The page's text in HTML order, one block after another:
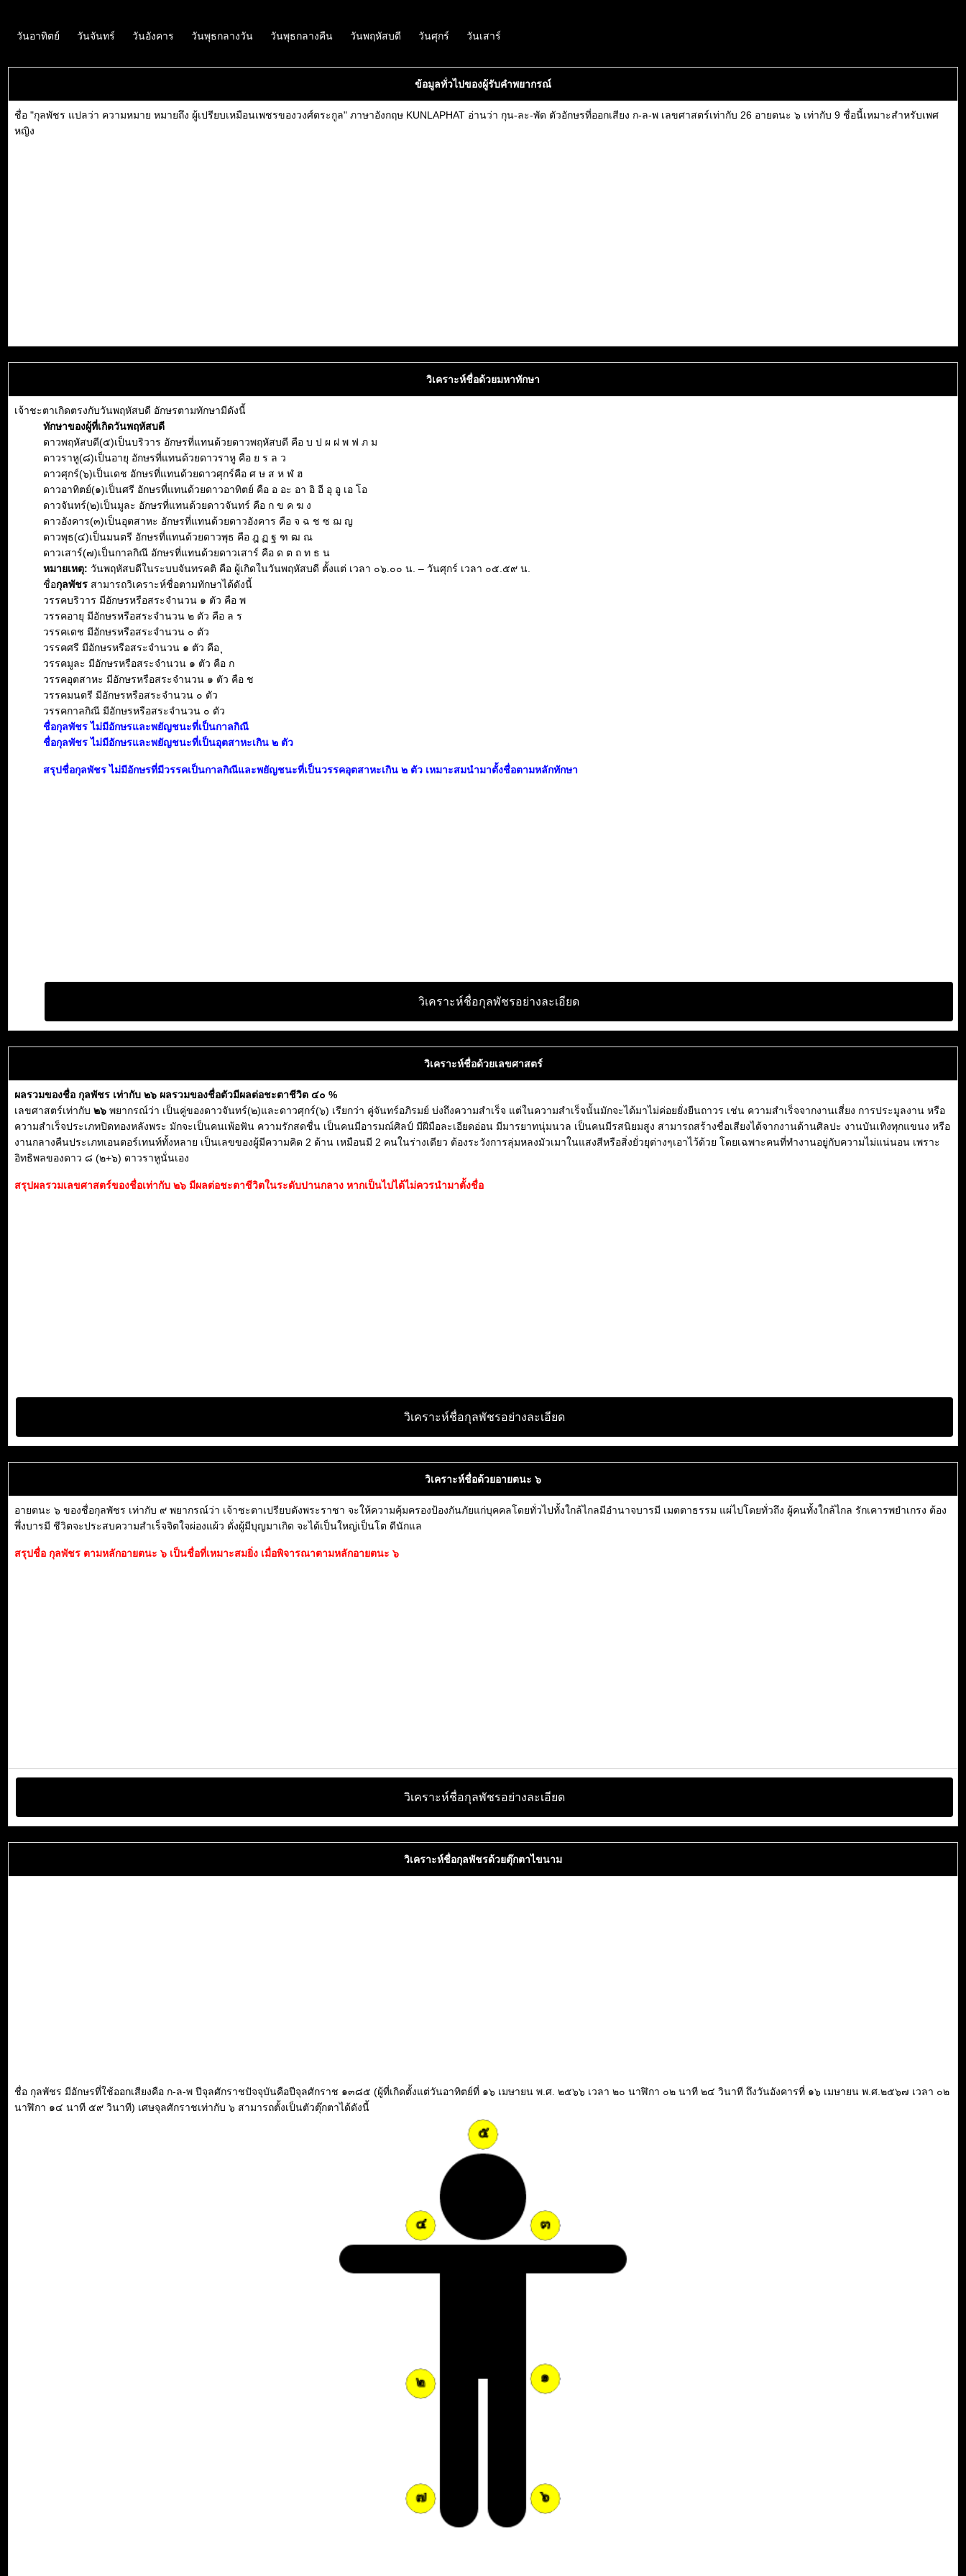
วันอาทิตย์ วันจันทร์ วันอังคาร วันพุธกลางวัน วันพุธกลางคืน วันพฤหัสบดี วันศุกร์ วันเสาร์
ข้อมูลทั่วไปของผู้รับคำพยากรณ์
ชื่อ "กุลพัชร แปลว่า ความหมาย หมายถึง ผู้เปรียบเหมือนเพชรของวงศ์ตระกูล" ภาษาอังกฤษ KUNLAPHAT อ่านว่า กุน-ละ-พัด ตัวอักษรที่ออกเสียง ก-ล-พ เลขศาสตร์เท่ากับ 26 อายตนะ ๖ เท่ากับ 9 ชื่อนี้เหมาะสำหรับเพศ
หญิง
วิเคราะห์ชื่อด้วยมหาทักษา
เจ้าชะตาเกิดตรงกับวันพฤหัสบดี อักษรตามทักษามีดังนี้
ทักษาของผู้ที่เกิดวันพฤหัสบดี
ดาวพฤหัสบดี(๕)เป็นบริวาร อักษรที่แทนด้วยดาวพฤหัสบดี คือ บ ป ผ ฝ พ ฟ ภ ม
ดาวราหู(๘)เป็นอายุ อักษรที่แทนด้วยดาวราหู คือ ย ร ล ว
ดาวศุกร์(๖)เป็นเดช อักษรที่แทนด้วยดาวศุกร์คือ ศ ษ ส ห ฬ ฮ
ดาวอาทิตย์(๑)เป็นศรี อักษรที่แทนด้วยดาวอาทิตย์ คือ อ อะ อา อิ อี อุ อู เอ โอ
ดาวจันทร์(๒)เป็นมูละ อักษรที่แทนด้วยดาวจันทร์ คือ ก ข ค ฆ ง
ดาวอังคาร(๓)เป็นอุตสาหะ อักษรที่แทนด้วยดาวอังคาร คือ จ ฉ ช ซ ฌ ญ
ดาวพุธ(๔)เป็นมนตรี อักษรที่แทนด้วยดาวพุธ คือ ฎ ฏ ฐ ฑ ฒ ณ
ดาวเสาร์(๗)เป็นกาลกิณี อักษรที่แทนด้วยดาวเสาร์ คือ ด ต ถ ท ธ น
หมายเหตุ: วันพฤหัสบดีในระบบจันทรคติ คือ ผู้เกิดในวันพฤหัสบดี ตั้งแต่ เวลา ๐๖.๐๐ น. – วันศุกร์ เวลา ๐๕.๕๙ น.
ชื่อกุลพัชร สามารถวิเคราะห์ชื่อตามทักษาได้ดังนี้
วรรคบริวาร มีอักษรหรือสระจำนวน ๑ ตัว คือ พ
วรรคอายุ มีอักษรหรือสระจำนวน ๒ ตัว คือ ล ร
วรรคเดช มีอักษรหรือสระจำนวน ๐ ตัว
วรรคศรี มีอักษรหรือสระจำนวน ๑ ตัว คือ ุ
วรรคมูละ มีอักษรหรือสระจำนวน ๑ ตัว คือ ก
วรรคอุตสาหะ มีอักษรหรือสระจำนวน ๑ ตัว คือ ช
วรรคมนตรี มีอักษรหรือสระจำนวน ๐ ตัว
วรรคกาลกิณี มีอักษรหรือสระจำนวน ๐ ตัว
ชื่อกุลพัชร ไม่มีอักษรและพยัญชนะที่เป็นกาลกิณี
ชื่อกุลพัชร ไม่มีอักษรและพยัญชนะที่เป็นอุตสาหะเกิน ๒ ตัว
สรุปชื่อกุลพัชร ไม่มีอักษรที่มีวรรคเป็นกาลกิณีและพยัญชนะที่เป็นวรรคอุตสาหะเกิน ๒ ตัว เหมาะสมนำมาตั้งชื่อตามหลักทักษา
วิเคราะห์ชื่อกุลพัชรอย่างละเอียด
วิเคราะห์ชื่อด้วยเลขศาสตร์
ผลรวมของชื่อ กุลพัชร เท่ากับ ๒๖ ผลรวมของชื่อตัวมีผลต่อชะตาชีวิต ๔๐ %
เลขศาสตร์เท่ากับ ๒๖ พยากรณ์ว่า เป็นคู่ของดาวจันทร์(๒)และดาวศุกร์(๖) เรียกว่า คู่จันทร์อภิรมย์ บ่งถึงความสำเร็จ แต่ในความสำเร็จนั้นมักจะได้มาไม่ค่อยยั่งยืนถาวร เช่น ความสำเร็จจากงานเสี่ยง การประมูลงาน หรือ
ความสำเร็จประเภทปิดทองหลังพระ มักจะเป็นคนเพ้อฟัน ความรักสดชื่น เป็นคนมีอารมณ์ศิลป์ มีฝีมือละเอียดอ่อน มีมารยาทนุ่มนวล เป็นคนมีรสนิยมสูง สามารถสร้างชื่อเสียงได้จากงานด้านศิลปะ งานบันเทิงทุกแขนง หรือ
งานกลางคืนประเภทเอนตอร์เทนท์ทั้งหลาย เป็นเลขของผู้มีความคิด 2 ด้าน เหมือนมี 2 คนในร่างเดียว ต้องระวังการลุ่มหลงมัวเมาในแสงสีหรือสิ่งยั่วยุต่างๆเอาไว้ด้วย โดยเฉพาะคนที่ทำงานอยู่กับความไม่แน่นอน เพราะ
อิทธิพลของดาว ๘ (๒+๖) ดาวราหูนั่นเอง
สรุปผลรวมเลขศาสตร์ของชื่อเท่ากับ ๒๖ มีผลต่อชะตาชีวิตในระดับปานกลาง หากเป็นไปได้ไม่ควรนำมาตั้งชื่อ
วิเคราะห์ชื่อกุลพัชรอย่างละเอียด
วิเคราะห์ชื่อด้วยอายตนะ ๖
อายตนะ ๖ ของชื่อกุลพัชร เท่ากับ ๙ พยากรณ์ว่า เจ้าชะตาเปรียบดังพระราชา จะให้ความคุ้มครองป้องกันภัยแก่บุคคลโดยทั่วไปทั้งใกล้ไกลมีอำนาจบารมี เมตตาธรรม แผ่ไปโดยทั่วถึง ผู้คนทั้งใกล้ไกล รักเคารพยำเกรง ต้อง
พึ่งบารมี ชีวิตจะประสบความสำเร็จจิตใจผ่องแผ้ว ดั่งผู้มีบุญมาเกิด จะได้เป็นใหญ่เป็นโต ดีนักแล
สรุปชื่อ กุลพัชร ตามหลักอายตนะ ๖ เป็นชื่อที่เหมาะสมยิ่ง เมื่อพิจารณาตามหลักอายตนะ ๖
วิเคราะห์ชื่อกุลพัชรอย่างละเอียด
วิเคราะห์ชื่อกุลพัชรด้วยตุ๊กตาไขนาม
ชื่อ กุลพัชร มีอักษรที่ใช้ออกเสียงคือ ก-ล-พ ปีจุลศักราชปัจจุบันคือปีจุลศักราช ๑๓๘๕ (ผู้ที่เกิดตั้งแต่วันอาทิตย์ที่ ๑๖ เมษายน พ.ศ. ๒๕๖๖ เวลา ๒๐ นาฬิกา ๐๒ นาที ๒๔ วินาที ถึงวันอังคารที่ ๑๖ เมษายน พ.ศ.๒๕๖๗ เวลา ๐๒
นาฬิกา ๑๔ นาที ๕๙ วินาที) เศษจุลศักราชเท่ากับ ๖ สามารถตั้งเป็นตัวตุ๊กตาได้ดังนี้